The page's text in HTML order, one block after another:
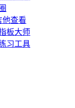
他查看
板大师
习工具